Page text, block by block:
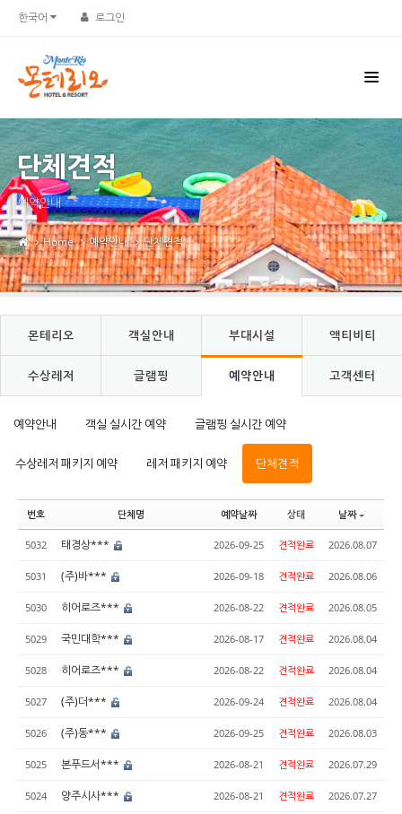
한국어 로그인
단체견적
예약안내
Home 예약안내 단체견적
몬테리오 객실안내 부대시설 액티비티
수상레저 글램핑 예약안내 고객센터
예약안내 객실 실시간 예약 글램핑 실시간 예약
수상레저 패키지 예약 레저 패키지 예약 단체견적
번호 단체명 예약날짜 상태 날짜
5032 태경상*** 2026-09-25 견적완료 2026.08.07
5031 (주)바*** 2026-09-18 견적완료 2026.08.06
5030 히어로즈*** 2026-08-22 견적완료 2026.08.05
5029 국민대학*** 2026-08-17 견적완료 2026.08.04
5028 히어로즈*** 2026-08-22 견적완료 2026.08.04
5027 (주)더*** 2026-09-24 견적완료 2026.08.04
5026 (주)동*** 2026-09-25 견적완료 2026.08.03
5025 본푸드서*** 2026-08-21 견적완료 2026.07.29
5024 양주시사*** 2026-08-21 견적완료 2026.07.27
Sketchbook5, 스케치북5